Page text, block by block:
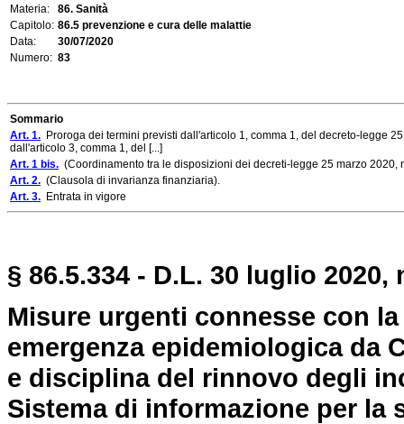
Materia:
86. Sanità
Capitolo: 86.5 prevenzione e cura delle malattie
Data:
30/07/2020
Numero: 83
Sommario
Art. 1. Proroga dei termini previsti dall'articolo 1, comma 1, del decreto-legge
dall'articolo 3, comma 1, del [...]
Art. 1 bis. (Coordinamento tra le disposizioni dei decreti-legge 25 marzo 2020,
Art. 2. (Clausola di invarianza finanziaria).
Art. 3. Entrata in vigore
§ 86.5.334 - D.L. 30 luglio 2020,
Misure urgenti connesse con
emergenza epidemiologica da
e disciplina del rinnovo degli
Sistema di informazione per la